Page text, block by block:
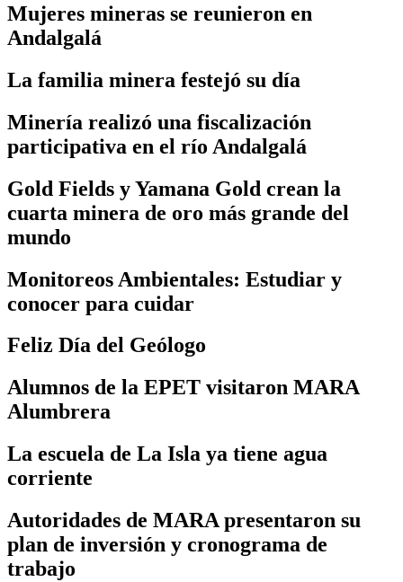
Mujeres mineras se reunieron en
Andalgalá
La familia minera festejó su día
Minería realizó una fiscalización
participativa en el río Andalgalá
Gold Fields y Yamana Gold crean la
cuarta minera de oro más grande del
mundo
Monitoreos Ambientales: Estudiar y
conocer para cuidar
Feliz Día del Geólogo
Alumnos de la EPET visitaron MARA
Alumbrera
La escuela de La Isla ya tiene agua
corriente
Autoridades de MARA presentaron su
plan de inversión y cronograma de
trabajo